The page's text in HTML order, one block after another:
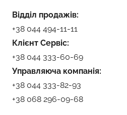
Відділ продажів:
+38 044 494-11-11
Клієнт Сервіс:
+38 044 333-60-69
Управляюча компанія:
+38 044 333-82-93
+38 068 296-09-68